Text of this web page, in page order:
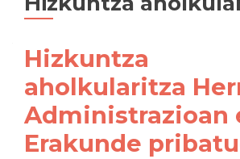
Hizkuntza
aholkularitza
Administrazioan
Erakunde